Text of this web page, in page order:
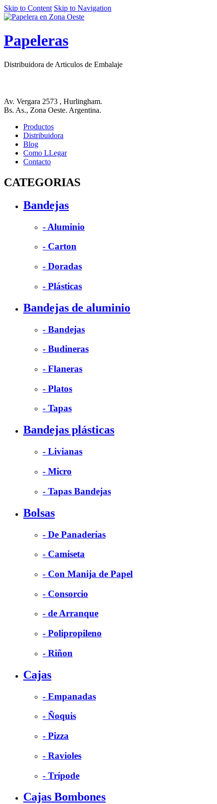
Skip to Content Skip to Navigation
Papeleras
Distribuidora de Articulos de Embalaje
Av. Vergara 2573 , Hurlingham.
Bs. As., Zona Oeste. Argentina.
Productos
Distribuidora
Blog
Como LLegar
Contacto
CATEGORIAS
Bandejas
- Aluminio
- Carton
- Doradas
- Plásticas
Bandejas de aluminio
- Bandejas
- Budineras
- Flaneras
- Platos
- Tapas
Bandejas plásticas
- Livianas
- Micro
- Tapas Bandejas
Bolsas
- De Panaderías
- Camiseta
- Con Manija de Papel
- Consorcio
- de Arranque
- Polipropileno
- Riñon
Cajas
- Empanadas
- Ñoquis
- Pizza
- Ravioles
- Trípode
Cajas Bombones